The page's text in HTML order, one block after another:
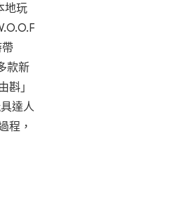
地玩
款新
」
達人
程，